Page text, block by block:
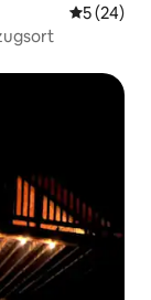
5 (24)